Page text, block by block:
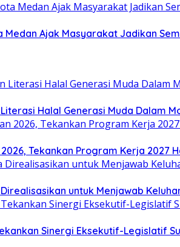
Medan Ajak Masyarakat Jadikan
Halal Generasi Muda Dalam
2026, Tekankan Program Kerja
untuk Menjawab
Sinergi Eksekutif-Legislatif